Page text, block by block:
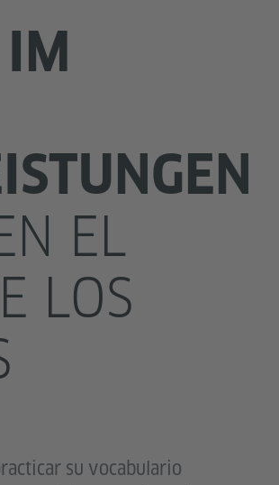
IM
EL
LOS
su vocabulario